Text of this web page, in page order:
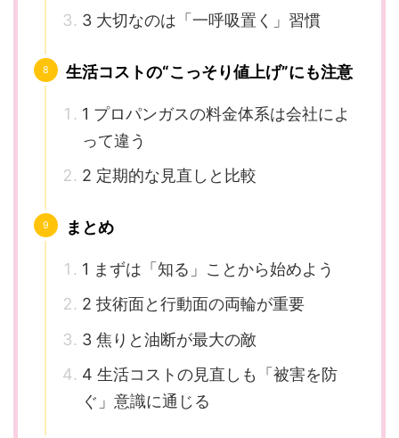
3 大切なのは「一呼吸置く」習慣
生活コストの“こっそり値上げ”にも注意
1 プロパンガスの料金体系は会社によ
って違う
2 定期的な見直しと比較
まとめ
1 まずは「知る」ことから始めよう
2 技術面と行動面の両輪が重要
3 焦りと油断が最大の敵
4 生活コストの見直しも「被害を防
ぐ」意識に通じる